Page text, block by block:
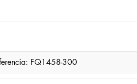
FQ1458-300